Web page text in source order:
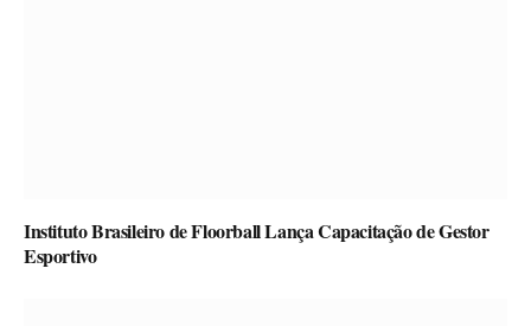
Instituto Brasileiro de Floorball Lança Capacitação de Gestor
Esportivo